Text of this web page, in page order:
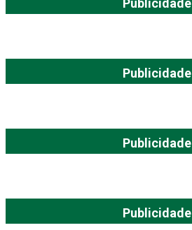
Publicidade
Publicidade
Publicidade
Publicidade